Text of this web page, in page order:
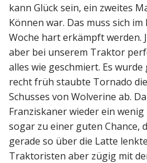
kann Glück sein, ein zweites
Können war. Das muss sich
Woche hart erkämpft werden.
aber bei unserem Traktor
alles wie geschmiert. Es
recht früh staubte Tornado
Schusses von Wolverine ab.
Franziskaner wieder ein
sogar zu einer guten Chance,
gerade so über die Latte
Traktoristen aber zügig mit